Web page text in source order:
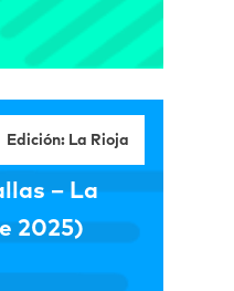
Edición: La Rioja
– La
2025)